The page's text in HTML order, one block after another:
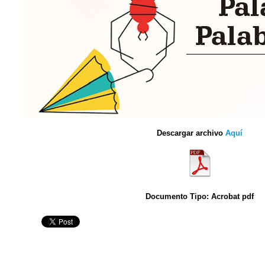
Descargar archivo Aquí
Documento Tipo: Acrobat pdf